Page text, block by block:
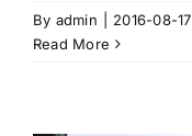
By admin 2016-08-17
Read More